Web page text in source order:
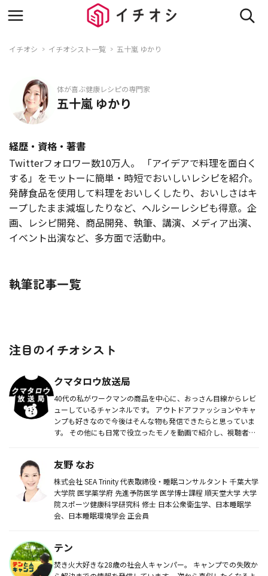
イチオシ イチオシスト一覧 五十嵐 ゆかり
体が喜ぶ健康レシピの専門家
五十嵐 ゆかり
経歴・資格・著書
Twitterフォロワー数10万人。 「アイデアで料理を面白く
する」をモットーに簡単・時短でおいしいレシピを紹介。
発酵食品を使用して料理をおいしくしたり、おいしさはキ
ープしたまま減塩したりなど、ヘルシーレシピも得意。企
画、レシピ開発、商品開発、執筆、講演、メディア出演、
イベント出演など、多方面で活動中。
執筆記事一覧
注目のイチオシスト
クマタロウ放送局
40代の私がワークマンの商品を中心に、おっさん目線からレビ
ューしているチャンネルです。 アウトドアファッションやキャ
ンプも好きなので今後はそんな物も発信できたらと思っていま
す。 その他にも日常で役立ったモノを動画で紹介し、視聴者様
友野 なお
株式会社 SEA Trinity 代表取締役・睡眠コンサルタント 千葉大学
大学院 医学薬学府 先進予防医学 医学博士課程 順天堂大学 大学
院スポーツ健康科学研究科 修士 日本公衆衛生学、日本睡眠学
会、日本睡眠環境学会 正会員
テン
焚き火大好きな28歳の社会人キャンパー。 キャンプでの失敗か